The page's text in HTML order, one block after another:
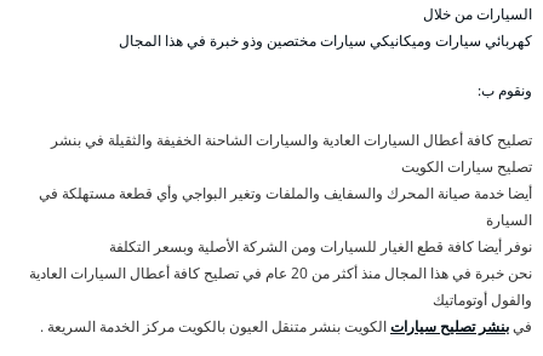
السيارات من خلال
كهربائي سيارات وميكانيكي سيارات مختصين وذو خبرة في هذا المجال
ونقوم ب:
تصليح كافة أعطال السيارات العادية والسيارات الشاحنة الخفيفة والثقيلة في بنشر
تصليح سيارات الكويت
أيضا خدمة صيانة المحرك والسفايف والملفات وتغير البواجي وأي قطعة مستهلكة في
السيارة
نوفر أيضا كافة قطع الغيار للسيارات ومن الشركة الأصلية وبسعر التكلفة
نحن خبرة في هذا المجال منذ أكثر من 20 عام في تصليح كافة أعطال السيارات العادية
والفول أوتوماتيك
فيبنشر تصليح سياراتالكويت بنشر متنقل العيون بالكويت مركز الخدمة السريعة .